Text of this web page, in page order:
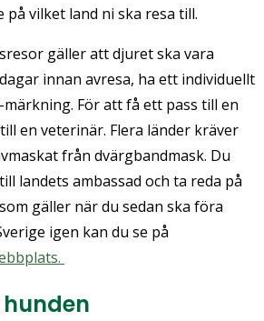
vilket land ni ska resa till.
gäller att djuret ska vara
innan avresa, ha ett individuellt
märkning. För att få ett pass till en
en veterinär. Flera länder kräver
från dvärgbandmask. Du
landets ambassad och ta reda på
gäller när du sedan ska föra
igen kan du se på